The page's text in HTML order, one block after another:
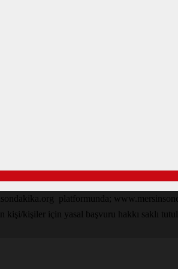
platformunda;
kişi/kişiler için yasal başvuru hakkı saklı